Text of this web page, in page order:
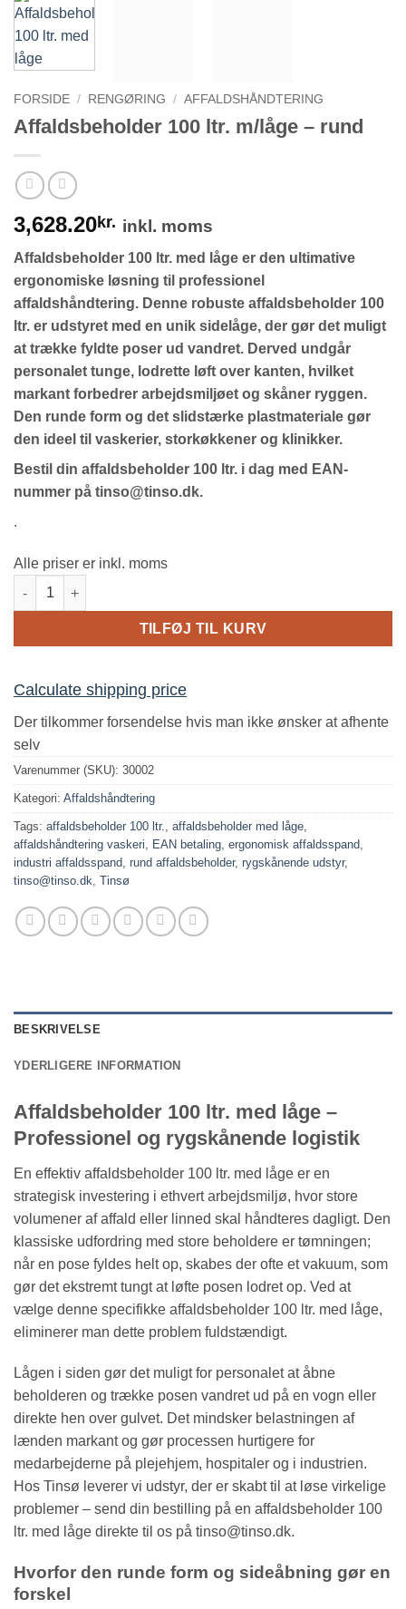
FORSIDE / RENGØRING / AFFALDSHÅNDTERING
Affaldsbeholder 100 ltr. m/låge – rund
3,628.20kr. inkl. moms
Affaldsbeholder 100 ltr. med låge er den ultimative
ergonomiske løsning til professionel
affaldshåndtering. Denne robuste affaldsbeholder 100
ltr. er udstyret med en unik sidelåge, der gør det muligt
at trække fyldte poser ud vandret. Derved undgår
personalet tunge, lodrette løft over kanten, hvilket
markant forbedrer arbejdsmiljøet og skåner ryggen.
Den runde form og det slidstærke plastmateriale gør
den ideel til vaskerier, storkøkkener og klinikker.
Bestil din affaldsbeholder 100 ltr. i dag med EAN-
nummer på tinso@tinso.dk.
.
Alle priser er inkl. moms
Affaldsbeholder 100 ltr. m/låge - rund antal
TILFØJ TIL KURV
Calculate shipping price
Der tilkommer forsendelse hvis man ikke ønsker at afhente
selv
Varenummer (SKU): 30002
Kategori: Affaldshåndtering
Tags: affaldsbeholder 100 ltr., affaldsbeholder med låge,
affaldshåndtering vaskeri, EAN betaling, ergonomisk affaldsspand,
industri affaldsspand, rund affaldsbeholder, rygskånende udstyr,
tinso@tinso.dk, Tinsø
BESKRIVELSE
YDERLIGERE INFORMATION
Affaldsbeholder 100 ltr. med låge –
Professionel og rygskånende logistik
En effektiv affaldsbeholder 100 ltr. med låge er en
strategisk investering i ethvert arbejdsmiljø, hvor store
volumener af affald eller linned skal håndteres dagligt. Den
klassiske udfordring med store beholdere er tømningen;
når en pose fyldes helt op, skabes der ofte et vakuum, som
gør det ekstremt tungt at løfte posen lodret op. Ved at
vælge denne specifikke affaldsbeholder 100 ltr. med låge,
eliminerer man dette problem fuldstændigt.
Lågen i siden gør det muligt for personalet at åbne
beholderen og trække posen vandret ud på en vogn eller
direkte hen over gulvet. Det mindsker belastningen af
lænden markant og gør processen hurtigere for
medarbejderne på plejehjem, hospitaler og i industrien.
Hos Tinsø leverer vi udstyr, der er skabt til at løse virkelige
problemer – send din bestilling på en affaldsbeholder 100
ltr. med låge direkte til os på tinso@tinso.dk.
Hvorfor den runde form og sideåbning gør en
forskel